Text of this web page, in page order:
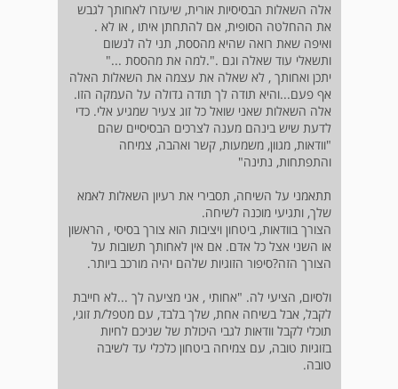
אלה השאלות הבסיסיות אורית, שיעזרו לאחותך לגבש
את ההחלטה הסופית, אם להתחתן איתו , או לא .
ואיפה שאת רואה שהיא מהססת, תני לה לנשום
ותשאלי עוד שאלה וגם .".למה את מהססת ..."
יתכן ואחותך , לא שאלה את עצמה את השאלות האלה
אף פעם...והיא תודה לך תודה גדולה על העמקה הזו.
אלה השאלות שאני שואל כל זוג צעיר שמגיע אלי. כדי
לדעת שיש בינהם מענה לצרכים הבסיסיים שהם
"וודאות, מגוון, משמעות, קשר ואהבה, צמיחה
והתפתחות, נתינה"
תתאמני על השיחה, תסבירי את רעיון השאלות לאמא
שלך, ותגיעי מוכנה לשיחה.
הצורך בוודאות, ביטחון ויציבות הוא צורך בסיסי , הראשון
או השני אצל כל אדם. אם אין לאחותך תשובות על
הצורך הזה?סיפור הזוגיות שלהם יהיה מורכב ביותר.
ולסיום, הציעי לה. "אחותי , אני מציעה לך ...לא חייבת
לקבל, אבל בשיחה אחת, שלך בלבד, עם מטפל/ת זוגי,
תוכלי לקבל וודאות לגבי היכולת של שניכם לחיות
בזוגיות טובה, עם צמיחה ביטחון כלכלי עד לשיבה
טובה.